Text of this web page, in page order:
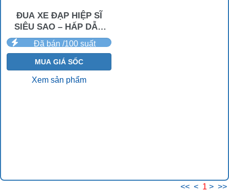
ĐUA XE ĐẠP HIỆP SĨ
SIÊU SAO – HẤP DẪN
TỪNG KHOẢNH KHẮC
Đã bán /100 suất
MUA GIÁ SỐC
Xem sản phẩm
<< < 1 > >>